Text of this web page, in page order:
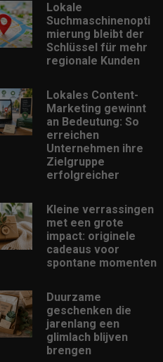
Lokale
Suchmaschinenopti
mierung bleibt der
Schlüssel für mehr
regionale Kunden
Lokales Content-
Marketing gewinnt
an Bedeutung: So
erreichen
Unternehmen ihre
Zielgruppe
erfolgreicher
Kleine verrassingen
met een grote
impact: originele
cadeaus voor
spontane momenten
Duurzame
geschenken die
jarenlang een
glimlach blijven
brengen